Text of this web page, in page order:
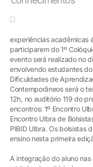
experiências acadêmicas
participarem do 1º
evento será realizado no
envolvendo estudantes
Dificuldades de
Contemporâneos será o
12h, no auditório 119 do
encontros: 1º Encontro
Encontro Ulbra de
PIBID Ulbra. Os bolsistas
ensino nesta primeira
A integração do aluno